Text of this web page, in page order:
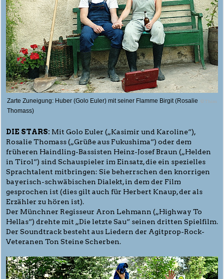
Zarte Zuneigung: Huber (Golo Euler) mit seiner Flamme Birgit (Rosalie
Thomass)
© Thim
DIE STARS: Mit Golo Euler („Kasimir und Karoline“),
Rosalie Thomass („Grüße aus Fukushima“) oder dem
früheren Haindling-Bassisten Heinz-Josef Braun („Helden
in Tirol“) sind Schauspieler im Einsatz, die ein spezielles
Sprachtalent mitbringen: Sie beherrschen den knorrigen
bayerisch-schwäbischen Dialekt, in dem der Film
gesprochen ist (dies gilt auch für Herbert Knaup, der als
Erzähler zu hören ist).
Der Münchner Regisseur Aron Lehmann („Highway To
Hellas“) drehte mit „Die letzte Sau“ seinen dritten Spielfilm.
Der Soundtrack besteht aus Liedern der Agitprop-Rock-
Veteranen Ton Steine Scherben.